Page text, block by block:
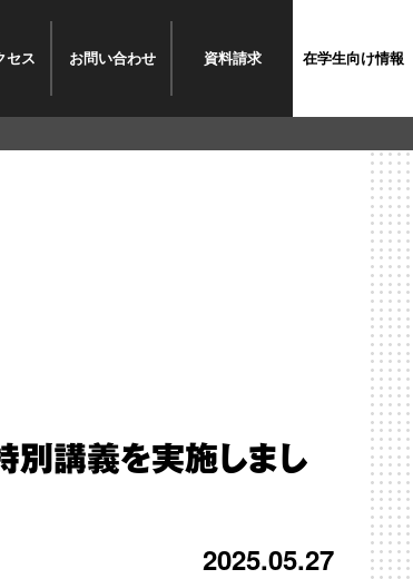
セス お問い合わせ 資料請求 在学生向け情報
別講義を実施しまし
2025.05.27